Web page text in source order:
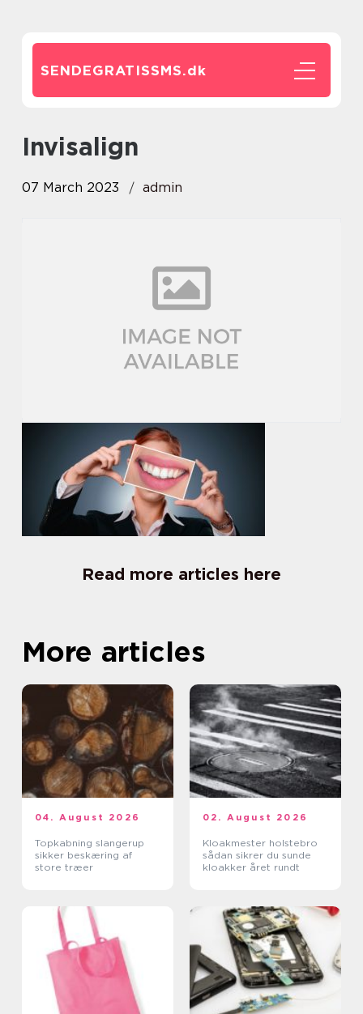
SENDEGRATISSMS.dk
invisalign
07 March 2023 admin
Read more articles here
More articles
04. August 2026
Topkabning slangerup
sikker beskæring af
store træer
02. August 2026
Kloakmester holstebro
sådan sikrer du sunde
kloakker året rundt